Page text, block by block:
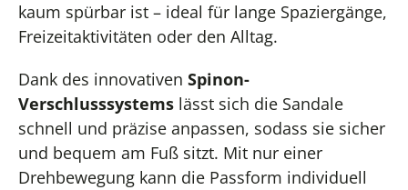
kaum spürbar ist – ideal für lange Spaziergänge,
Freizeitaktivitäten oder den Alltag.
Dank des innovativen Spinon-
Verschlusssystems lässt sich die Sandale
schnell und präzise anpassen, sodass sie sicher
und bequem am Fuß sitzt. Mit nur einer
Drehbewegung kann die Passform individuell